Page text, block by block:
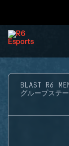
BLAST R6
グループステ